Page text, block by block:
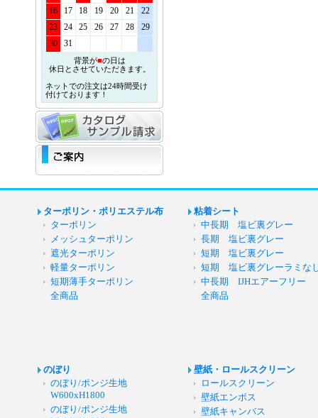
16
17 18 19 20 21
22
23
24 25 26 27 28
29
30
31
背景が■の日は
休日とさせていただきます。
ネットでの注文は24時間受け
付けております！
ターポリン・ポリエステル布
ターポリン
メッシュターポリン
遮光ターポリン
軽量ターポリン
短期薄手ターポリン
全商品
粘着シート
中長期 塩ビ裏グレー
長期 塩ビ裏グレー
短期 塩ビ裏グレー
短期 塩ビ裏グレーラミな
中長期 IJHエアーフリー
全商品
のぼり
のぼり/ポンジ生地
W600xH1800
のぼり/ポンジ生地
壁紙・ロールスクリーン
ロールスクリーン
壁紙エンボス
壁紙キャンバス